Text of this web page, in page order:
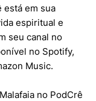
está em sua
espiritual e
seu canal no
no Spotify,
Music.
no PodCrê